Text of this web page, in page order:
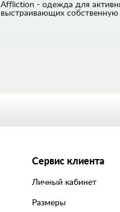
Affliction - одежда для
выстраивающих собственную
Сервис клиента
Личный кабинет
Размеры